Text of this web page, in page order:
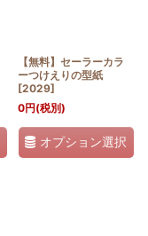
【無料】セーラーカラ
ーつけえりの型紙
[2029]
0円(税別)
オプション選択